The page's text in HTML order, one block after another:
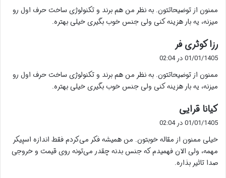
:
ممنون از توضیحاتتون. به نظر من هم برند و تکنولوژی ساخت حرف اول رو
میزنه، یه بار هزینه کنی ولی جنس خوب بگیری خیلی بهتره.
رزا کوثری فر
ف
:
01/01/1405 در 02:04
ممنون از توضیحاتتون. به نظر من هم برند و تکنولوژی ساخت حرف اول رو
میزنه، یه بار هزینه کنی ولی جنس خوب بگیری خیلی بهتره.
کیانا قرایی
ت
:
01/01/1405 در 02:04
خیلی ممنون از مقاله خوبتون. من همیشه فکر می‌کردم فقط اندازه اسپیکر
مهمه، ولی الان فهمیدم که جنس بدنه چقدر می‌تونه روی قیمت و خروجی
صدا تاثیر بذاره.